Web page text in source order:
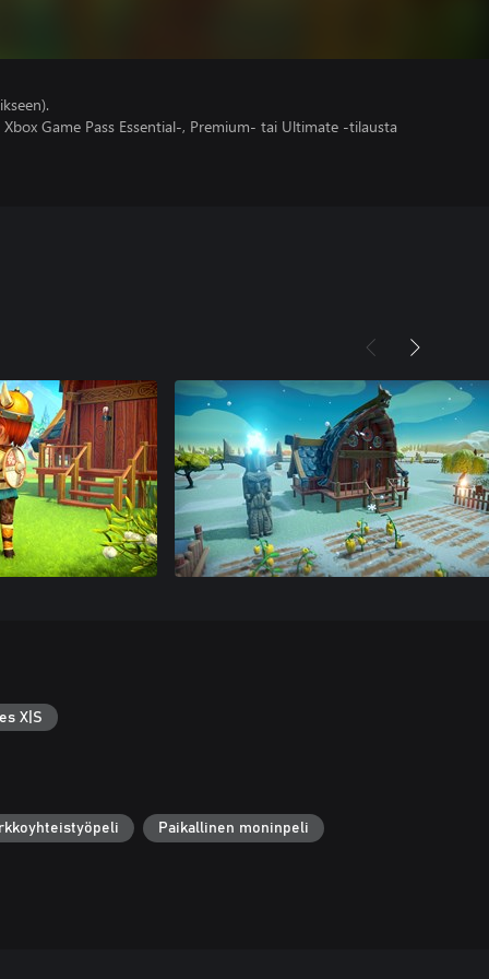
Game Pass Essential-, Premium- tai Ultimate -tilausta
X|S
Paikallinen moninpeli